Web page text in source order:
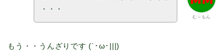
む～もん
・・・
もう・・うんざりです (´･ω･|||)